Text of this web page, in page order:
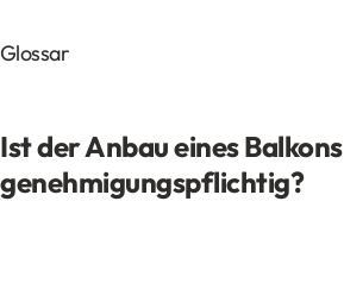
Bauantrag
Glossar
Ist der Anbau eines Balkons
genehmigungspflichtig?